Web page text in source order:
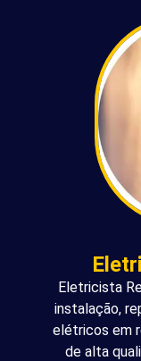
Eletricista
instalação,
elétricos em
de alta